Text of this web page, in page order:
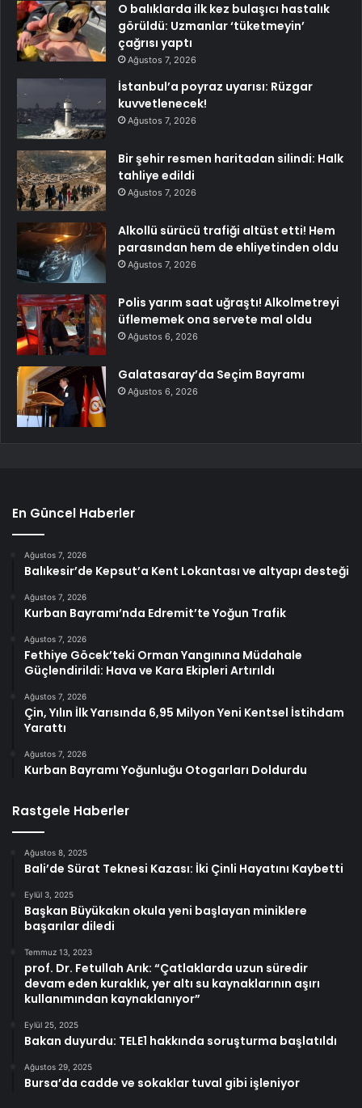
O balıklarda ilk kez bulaşıcı hastalık
görüldü: Uzmanlar ‘tüketmeyin’
çağrısı yaptı
Ağustos 7, 2026
İstanbul’a poyraz uyarısı: Rüzgar
kuvvetlenecek!
Ağustos 7, 2026
Bir şehir resmen haritadan silindi: Halk
tahliye edildi
Ağustos 7, 2026
Alkollü sürücü trafiği altüst etti! Hem
parasından hem de ehliyetinden oldu
Ağustos 7, 2026
Polis yarım saat uğraştı! Alkolmetreyi
üflememek ona servete mal oldu
Ağustos 6, 2026
Galatasaray’da Seçim Bayramı
Ağustos 6, 2026
En Güncel Haberler
Ağustos 7, 2026
Balıkesir’de Kepsut’a Kent Lokantası ve altyapı desteği
Ağustos 7, 2026
Kurban Bayramı’nda Edremit’te Yoğun Trafik
Ağustos 7, 2026
Fethiye Göcek’teki Orman Yangınına Müdahale
Güçlendirildi: Hava ve Kara Ekipleri Artırıldı
Ağustos 7, 2026
Çin, Yılın İlk Yarısında 6,95 Milyon Yeni Kentsel İstihdam
Yarattı
Ağustos 7, 2026
Kurban Bayramı Yoğunluğu Otogarları Doldurdu
Rastgele Haberler
Ağustos 8, 2025
Bali’de Sürat Teknesi Kazası: İki Çinli Hayatını Kaybetti
Eylül 3, 2025
Başkan Büyükakın okula yeni başlayan miniklere
başarılar diledi
Temmuz 13, 2023
prof. Dr. Fetullah Arık: “Çatlaklarda uzun süredir
devam eden kuraklık, yer altı su kaynaklarının aşırı
kullanımından kaynaklanıyor”
Eylül 25, 2025
Bakan duyurdu: TELE1 hakkında soruşturma başlatıldı
Ağustos 29, 2025
Bursa’da cadde ve sokaklar tuval gibi işleniyor